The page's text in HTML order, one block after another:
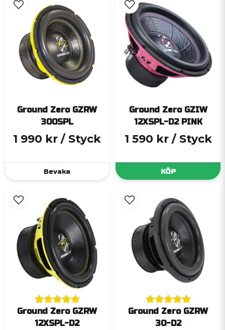
Ground Zero GZRW
300SPL
1 990 kr / Styck
Bevaka
Ground Zero GZIW
12XSPL-D2 PINK
1 590 kr / Styck
KÖP
Ground Zero GZRW
12XSPL-D2
Ground Zero GZRW
30-D2